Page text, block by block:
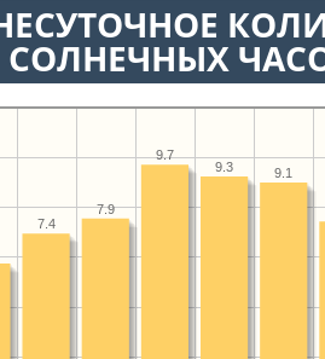
СОЛНЕЧНЫХ
9.1
9.3
9.7
7.9
7.4